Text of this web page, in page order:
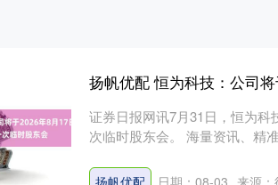
扬帆优配 恒为科技：公司
证券日报网讯7月31日，恒为科
次临时股东会。 海量资讯、精
扬帆优配 日期：08-03 来源